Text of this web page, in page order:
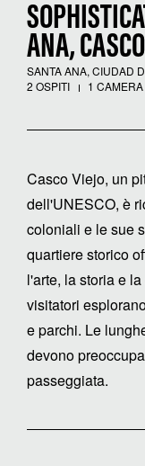
ANA,
SANTA ANA, CIUDAD
2 OSPITI
1 CAMERA
Casco Viejo, un
dell'UNESCO, è
coloniali e le sue
quartiere storico
l'arte, la storia e
visitatori
e parchi. Le
devono
passeggiata.